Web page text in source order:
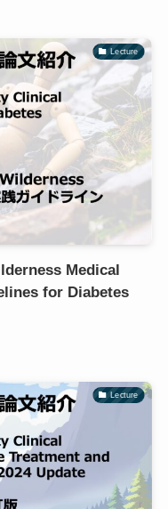
Lecture
Medical
for Diabetes
Lecture